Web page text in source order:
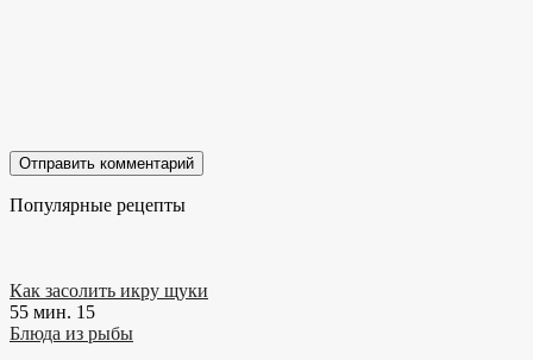
Популярные рецепты
Как засолить икру щуки
55 мин. 15
Блюда из рыбы